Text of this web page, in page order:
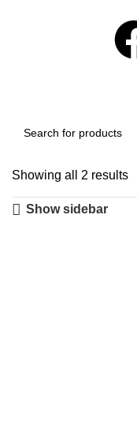
Showing all 2 results
Show sidebar